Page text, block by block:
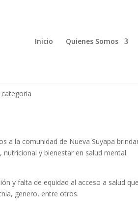
Inicio Quienes Somos
categoría
a la comunidad de Nueva Suyapa
y bienestar en salud mental.
y falta de equidad al acceso a salud
genero, entre otros.